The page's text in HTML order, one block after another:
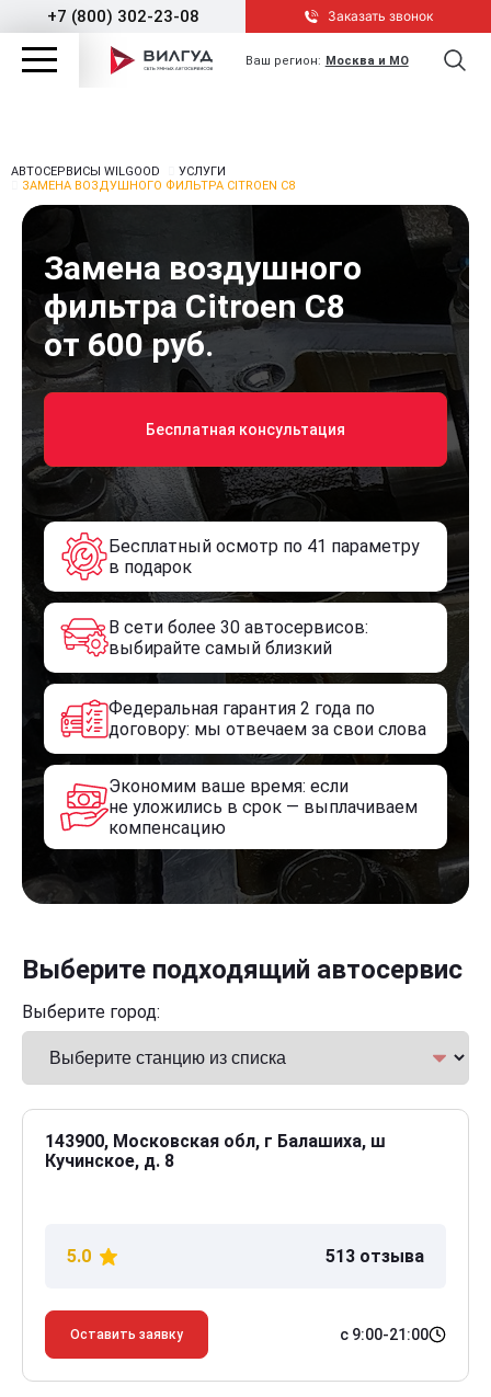
+7 (800) 302-23-08 Заказать звонок
Ваш регион: Москва и МО
АВТОСЕРВИСЫ WILGOOD
УСЛУГИ
ЗАМЕНА ВОЗДУШНОГО ФИЛЬТРА CITROEN C8
Замена воздушного
фильтра Citroen C8
от 600 руб.
Бесплатная консультация
Бесплатный осмотр по 41 параметру
в подарок
В сети более 30 автосервисов:
выбирайте самый близкий
Федеральная гарантия 2 года по
договору: мы отвечаем за свои слова
Экономим ваше время: если
не уложились в срок — выплачиваем
компенсацию
Выберите подходящий автосервис
Выберите город:
143900, Московская обл, г Балашиха, ш
Кучинское, д. 8
5.0 513 отзыва
Оставить заявку с 9:00-21:00